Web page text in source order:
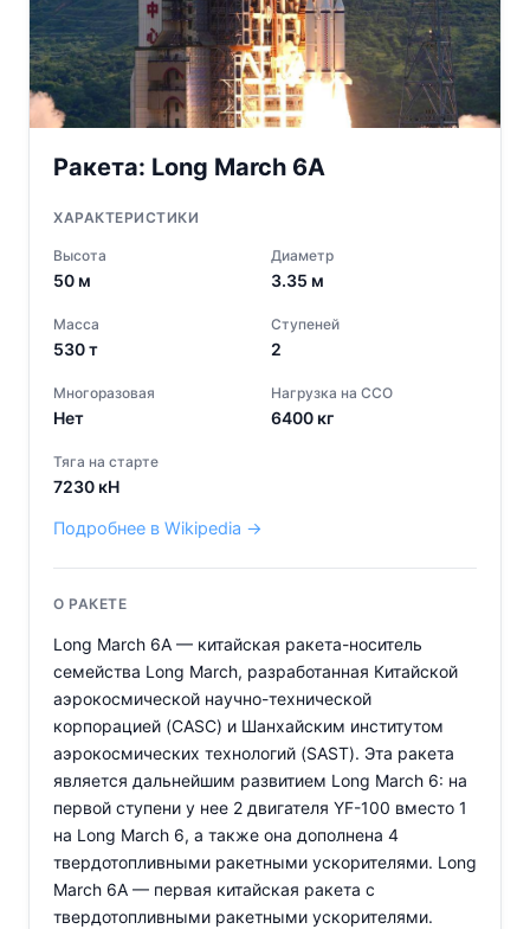
Ракета: Long March 6A
ХАРАКТЕРИСТИКИ
Высота
50 м
Диаметр
3.35 м
Масса
530т
Ступеней
2
Многоразовая
Нет
Нагрузка на ССО
6400 кг
Тяга на старте
7230 кН
Подробнее в Wikipedia →
О РАКЕТЕ
Long March 6A — китайская ракета-носитель
семейства Long March, разработанная Китайской
аэрокосмической научно-технической
корпорацией (CASC) и Шанхайским институтом
аэрокосмических технологий (SAST). Эта ракета
является дальнейшим развитием Long March 6: на
первой ступени у нее 2 двигателя YF-100 вместо 1
на Long March 6, а также она дополнена 4
твердотопливными ракетными ускорителями. Long
March 6A — первая китайская ракета с
твердотопливными ракетными ускорителями.